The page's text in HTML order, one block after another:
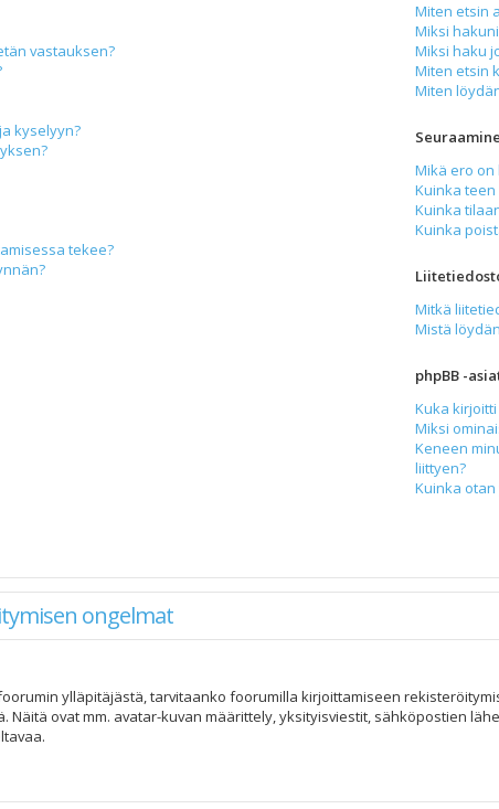
vastauksen?
kyselyyn?
tekee?
Miten etsin
Miksi
Miksi haku
Miten etsin
Miten
Mikä ero on
Kuinka
Kuinka
Kuinka
Mitkä
Mistä
phpBB -
Kuka
Miksi
Keneen
liittyen?
Kuinka
ongelmat
ylläpitäjästä, tarvitaanko foorumilla kirjoittamiseen
Näitä ovat mm. avatar-kuvan määrittely, yksityisviestit, sähköpostien